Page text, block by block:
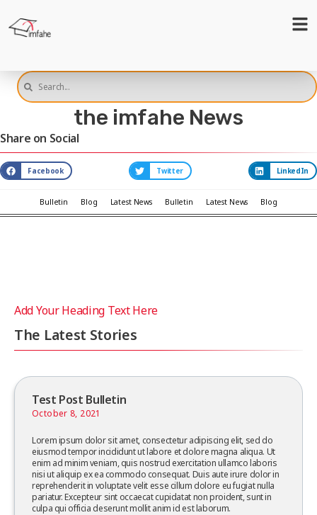
the imfahe News
Share on Social
Facebook Twitter LinkedIn
Bulletin Blog Latest News Bulletin Latest News Blog
Add Your Heading Text Here
The Latest Stories
Test Post Bulletin
October 8, 2021
Lorem ipsum dolor sit amet, consectetur adipiscing elit, sed do
eiusmod tempor incididunt ut labore et dolore magna aliqua. Ut
enim ad minim veniam, quis nostrud exercitation ullamco laboris
nisi ut aliquip ex ea commodo consequat. Duis aute irure dolor in
reprehenderit in voluptate velit esse cillum dolore eu fugiat nulla
pariatur. Excepteur sint occaecat cupidatat non proident, sunt in
culpa qui officia deserunt mollit anim id est laborum.